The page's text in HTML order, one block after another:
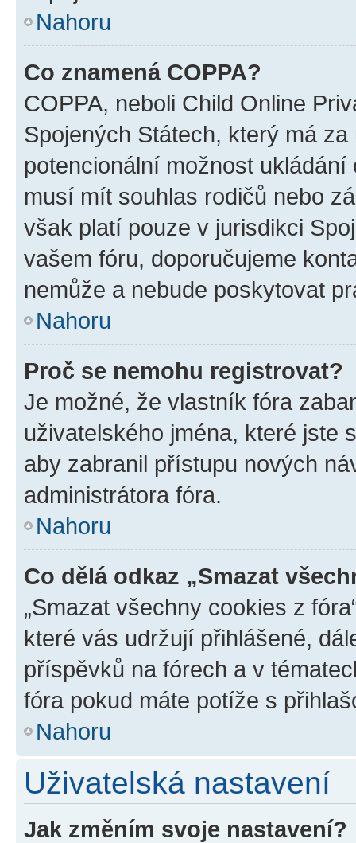
Nahoru
Co znamená COPPA?
COPPA, neboli Child Online
Spojených Státech, který má
potencionální možnost
musí mít souhlas rodičů nebo
však platí pouze v jurisdikci
vašem fóru, doporučujeme
nemůže a nebude poskytovat
Nahoru
Proč se nemohu registrovat?
Je možné, že vlastník fóra
uživatelského jména, které jste
aby zabranil přístupu nových
administrátora fóra.
Nahoru
Co dělá odkaz „Smazat
„Smazat všechny cookies z
které vás udržují přihlášené,
příspěvků na fórech a v
fóra pokud máte potíže s
Nahoru
Uživatelská nastavení
Jak změním svoje nastavení?